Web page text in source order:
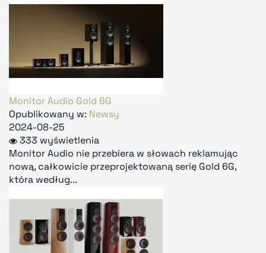
Monitor Audio Gold 6G
Opublikowany w: Newsy
2024-08-25
333 wyświetlenia
Monitor Audio nie przebiera w słowach reklamując
nową, całkowicie przeprojektowaną serię Gold 6G,
która według...